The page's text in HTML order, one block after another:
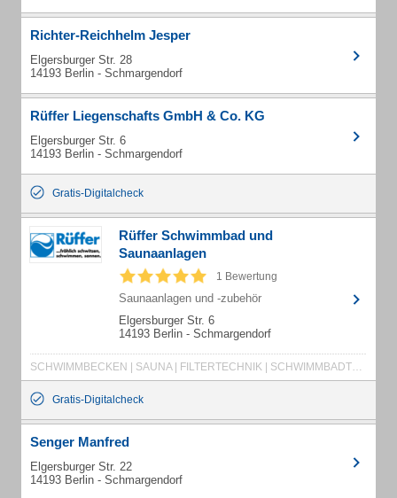
Richter-Reichhelm Jesper
Elgersburger Str. 28
14193 Berlin - Schmargendorf
Rüffer Liegenschafts GmbH & Co. KG
Elgersburger Str. 6
14193 Berlin - Schmargendorf
Gratis-Digitalcheck
Rüffer Schwimmbad und
Saunaanlagen
1 Bewertung
Saunaanlagen und -zubehör
Elgersburger Str. 6
14193 Berlin - Schmargendorf
SCHWIMMBECKEN | SAUNA | FILTERTECHNIK | SCHWIMMBADTECHNIK | WHIRLPOOL | DAMPFBAD | DOSIERTECHNIK | SCHWIMMBÄDER | SAUNADÜFTE | FOLIENAUSKLEIDUNG | SCHWIMMBADFILTER | BODENSAUGER | SCHWIMMHALLEN | PUMPEN | WELLNESS | SCHWIMMBADABDECKUNGEN | PVC-ROHR | EDELSTAHLBECKEN | HART-PVC-BECKEN | POLYESTERBECKEN | SAUNAZUBEHÖR | GEGENSTROMANLAGEN | SOPRA | POOLPFLEGE | CHLORPRODUKTE
Gratis-Digitalcheck
Senger Manfred
Elgersburger Str. 22
14193 Berlin - Schmargendorf